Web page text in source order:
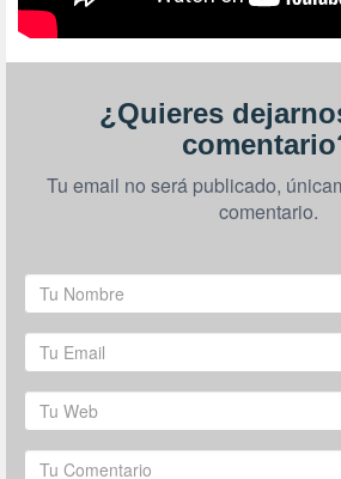
¿Quieres
Tu email no será publicado,
comentario.